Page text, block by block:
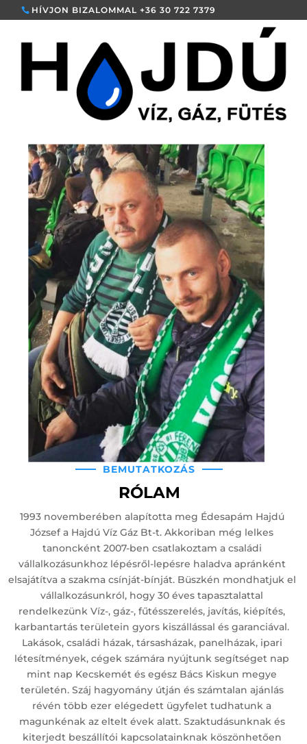
HÍVJON BIZALOMMAL +36 30 722 7379
BEMUTATKOZÁS
RÓLAM
1993 novemberében alapította meg Édesapám Hajdú
József a Hajdú Víz Gáz Bt-t. Akkoriban még lelkes
tanoncként 2007-ben csatlakoztam a családi
vállalkozásunkhoz lépésről-lepésre haladva apránként
elsajátítva a szakma csínját-bínját. Büszkén mondhatjuk el
vállalkozásunkról, hogy 30 éves tapasztalattal
rendelkezünk Víz-, gáz-, fűtésszerelés, javítás, kiépítés,
karbantartás területein gyors kiszállással és garanciával.
Lakások, családi házak, társasházak, panelházak, ipari
létesítmények, cégek számára nyújtunk segítséget nap
mint nap Kecskemét és egész Bács Kiskun megye
területén. Száj hagyomány útján és számtalan ajánlás
révén több ezer elégedett ügyfelet tudhatunk a
magunkénak az eltelt évek alatt. Szaktudásunknak és
kiterjedt beszállítói kapcsolatainknak köszönhetően